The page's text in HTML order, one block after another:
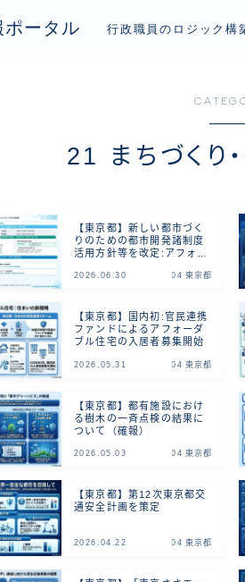
ータル 行政職員のロジック構
21 まちづくり
【東京都】新しい都市づく
りのための都市開発諸制度
活用方針等を改定:アフォー
2026.06.30 04 東京都
【東京都】国内初:官民連携
ファンドによるアフォーダ
ブル住宅の入居者募集開始
2026.05.31 04 東京都
【東京都】都有施設におけ
る樹木の一斉点検の結果に
ついて（確報）
2026.05.03 04 東京都
【東京都】第12次東京都交
通安全計画を策定
2026.04.22 04 東京都